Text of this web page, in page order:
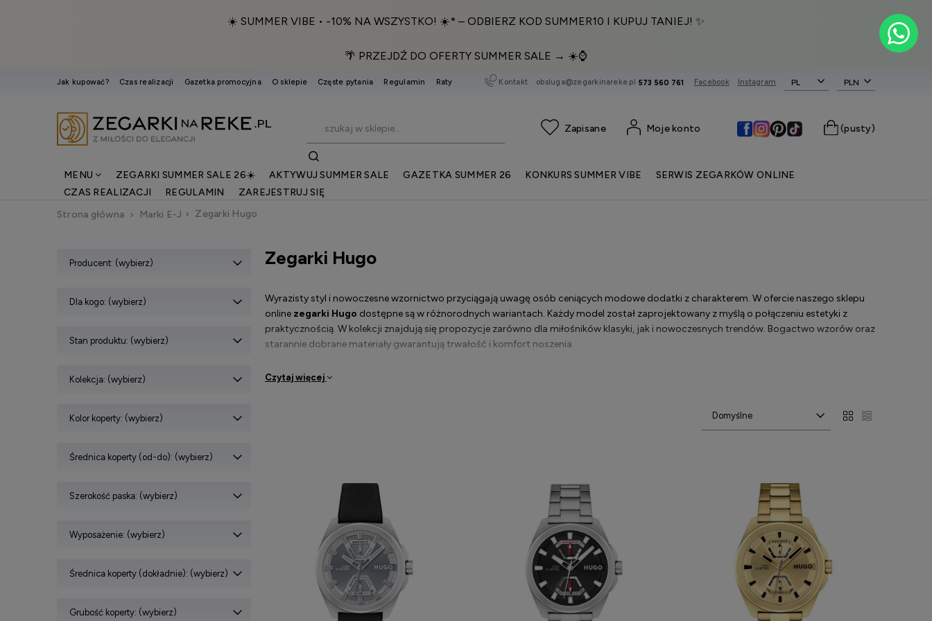
☀️ SUMMER VIBE • -10% NA WSZYSTKO! ☀️* – ODBIERZ KOD SUMMER10 I KUPUJ TANIEJ! ✨
🌴 PRZEJDŹ DO OFERTY SUMMER SALE → ☀️⌚️
Jak kupować? Czas realizacji Gazetka promocyjna O sklepie Częste pytania Regulamin Raty Kontakt obsluga@zegarkinareke.pl 573 560 761 Facebook Instagram PL
(pusty)
Moje konto
MENU ZEGARKI SUMMER SALE 26☀️ AKTYWUJ SUMMER SALE GAZETKA SUMMER 26 KONKURS SUMMER VIBE
SERWIS ZEGARKÓW ONLINE
CZAS REALIZACJI
REGULAMIN
ZAREJESTRUJ SIĘ
Strona główna
Marki E-J Zegarki Hugo
Producent: (wybierz)
Dla kogo: (wybierz)
Stan produktu: (wybierz)
Kolekcja: (wybierz)
Kolor koperty: (wybierz)
Średnica koperty (od-do): (wybierz)
Szerokość paska: (wybierz)
Wyposażenie: (wybierz)
Średnica koperty (dokładnie): (wybierz)
Grubość koperty: (wybierz)
Zegarki Hugo
Wyrazisty styl i nowoczesne wzornictwo przyciągają uwagę osób ceniących modowe dodatki z charakterem. W ofercie naszego sklepu
online zegarki Hugo dostępne są w różnorodnych wariantach. Każdy model został zaprojektowany z myślą o połączeniu estetyki z
praktycznością. W kolekcji znajdują się propozycje zarówno dla miłośników klasyki, jak i nowoczesnych trendów. Bogactwo wzorów oraz
starannie dobrane materiały gwarantują trwałość i komfort noszenia.
dziennie. Co więcej, zegarki marki Hugo Boss dostępne są w różnych wariantach kolorystycznych, dzięki czemu łatwo znaleźć
propozycję pasującą do własnego gustu.
Zegarki marki Hugo Boss w wersji damskiej i męskiej
Wśród propozycji znajdują się modele dedykowane zarówno kobietom, jak i mężczyznom, odpowiadające różnym gustom oraz
oczekiwaniom względem dodatków modowych. Subtelne wersje damskie zachwycają delikatnością formy i eleganckimi zdobieniami,
zegarki męskie Hugo Boss
przyciągają uwagę wyrazistymi liniami oraz solidną konstrukcją. Każda kolekcja została
opracowana tak, by umożliwić wybór idealnego modelu niezależnie od okazji czy stylu życia.
Czytaj więcej